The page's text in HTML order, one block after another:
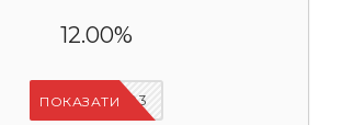
12.00%
UASC03
ПОКАЗАТИ